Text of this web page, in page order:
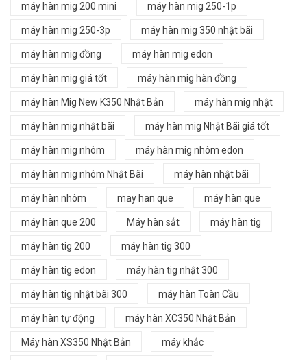
máy hàn mig 200 mini máy hàn mig 250-1p
máy hàn mig 250-3p máy hàn mig 350 nhật bãi
máy hàn mig đồng máy hàn mig edon
máy hàn mig giá tốt máy hàn mig hàn đồng
máy hàn Mig New K350 Nhật Bản máy hàn mig nhật
máy hàn mig nhật bãi máy hàn mig Nhật Bãi giá tốt
máy hàn mig nhôm máy hàn mig nhôm edon
máy hàn mig nhôm Nhật Bãi máy hàn nhật bãi
máy hàn nhôm may han que máy hàn que
máy hàn que 200 Máy hàn sắt máy hàn tig
máy hàn tig 200 máy hàn tig 300
máy hàn tig edon máy hàn tig nhật 300
máy hàn tig nhật bãi 300 máy hàn Toàn Cầu
máy hàn tự động máy hàn XC350 Nhật Bản
Máy hàn XS350 Nhật Bản máy khắc